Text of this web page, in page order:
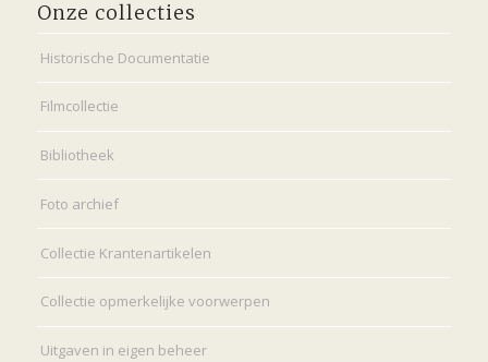
Onze collecties
Historische Documentatie
Filmcollectie
Bibliotheek
Foto archief
Collectie Krantenartikelen
Collectie opmerkelijke voorwerpen
Uitgaven in eigen beheer